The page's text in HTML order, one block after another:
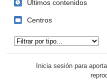
Últimos contenidos
Centros
Inicia sesión para